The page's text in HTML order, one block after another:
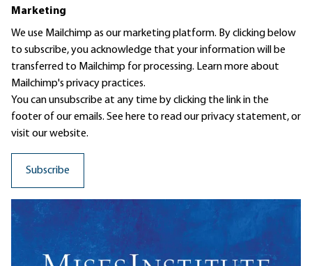
Marketing
We use Mailchimp as our marketing platform. By clicking below
to subscribe, you acknowledge that your information will be
transferred to Mailchimp for processing. Learn moreabout
Mailchimp's privacy practices.
You can unsubscribe at any time by clicking the link in the
footer of our emails. See here to read ourprivacy statement, or
visit our website.